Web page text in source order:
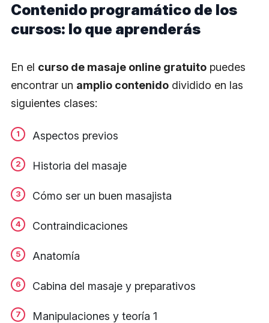
Contenido programático de los
cursos: lo que aprenderás
En el curso de masaje online gratuito puedes
encontrar un amplio contenido dividido en las
siguientes clases:
Aspectos previos
Historia del masaje
Cómo ser un buen masajista
Contraindicaciones
Anatomía
Cabina del masaje y preparativos
Manipulaciones y teoría 1